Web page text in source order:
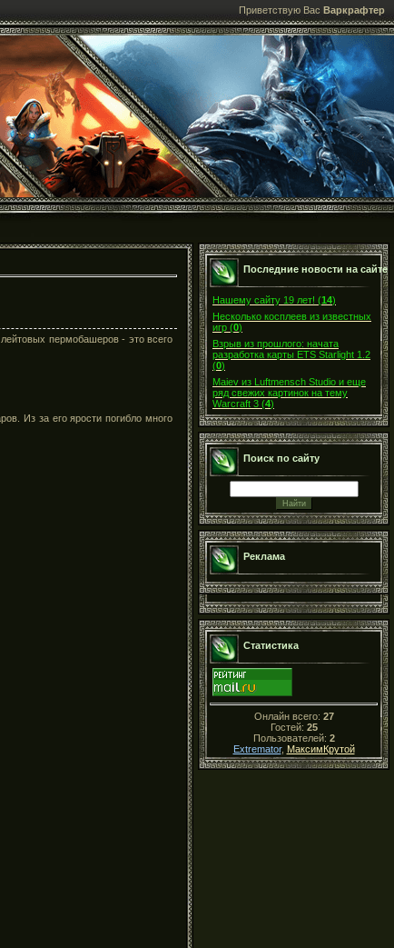
Приветствую Вас Варкрафтер
пермобашеров - это всего
Из за его ярости погибло много
Последние новости на сайте
Нашему сайту 19 лет! (14)
Несколько косплеев из известных
игр (0)
Взрыв из прошлого: начата
разработка карты ETS Starlight 1.2
(0)
Maiev из Luftmensch Studio и еще
ряд свежих картинок на тему
Warcraft 3 (4)
Поиск по сайту
Реклама
Статистика
Онлайн всего: 27
Гостей: 25
Пользователей: 2
Extremator, МаксимКрутой